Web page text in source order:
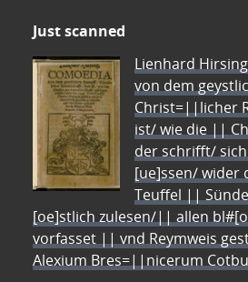
Just scanned
Lienhard
von dem
Christ=||licher
ist/ wie die ||
der schrifft/
[ue]ssen/ wider
Teuffel ||
[oe]stlich zulesen/|| allen
vorfasset || vnd Reymweis
Alexium Bres=||nicerum